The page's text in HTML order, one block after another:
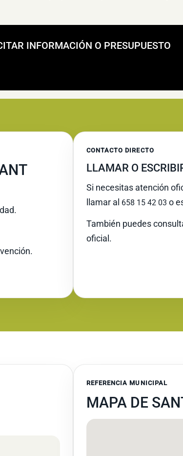
INFORMACIÓN O PRESUPUESTO
CONTACTO DIRECTO
LLAMAR O
Si necesitas atención
llamar al 658 15 42 03 o
También puedes
oficial.
REFERENCIA MUNICIPAL
MAPA DE